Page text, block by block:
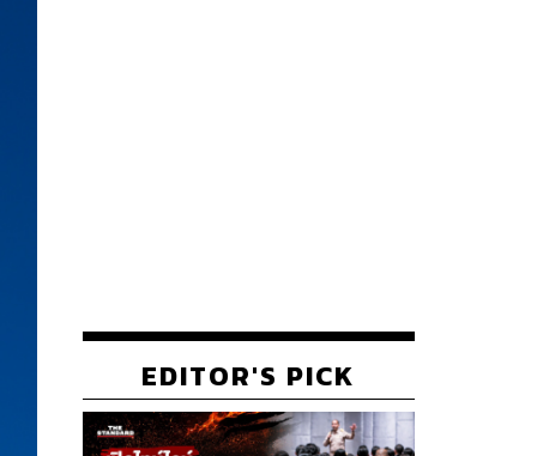
EDITOR'S PICK